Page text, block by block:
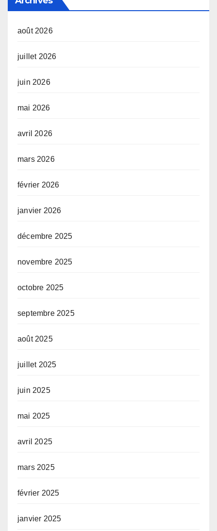
août 2026
juillet 2026
juin 2026
mai 2026
avril 2026
mars 2026
février 2026
janvier 2026
décembre 2025
novembre 2025
octobre 2025
septembre 2025
août 2025
juillet 2025
juin 2025
mai 2025
avril 2025
mars 2025
février 2025
janvier 2025